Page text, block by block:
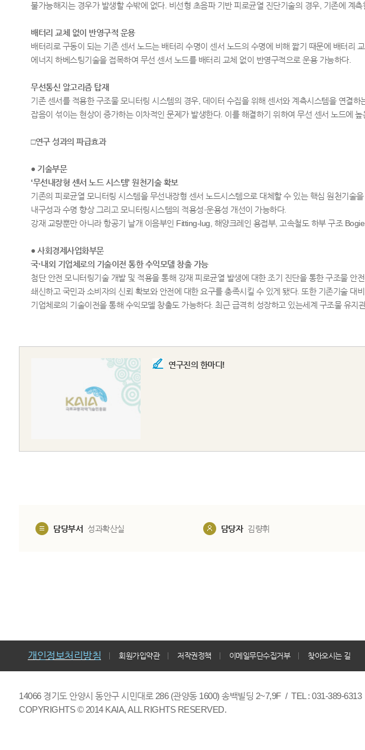
불가능해지는 경우가 발생할 수밖에 없다. 비선형 초음파 기반 피로균열 진단기술의 경우, 기존에 계
배터리 교체 없이 반영구적 운용
배터리로 구동이 되는 기존 센서 노드는 배터리 수명이 센서 노드의 수명에 비해 짧기 때문에 배터리
에너지 하베스팅기술을 접목하여 무선 센서 노드를 배터리 교체 없이 반영구적으로 운용 가능하다.
무선통신 알고리즘 탑재
기존 센서를 적용한 구조물 모니터링 시스템의 경우, 데이터 수집을 위해 센서와 계측시스템을 연결
잡음이 섞이는 현상이 증가하는 이차적인 문제가 발생한다. 이를 해결하기 위하여 무선 센서 노드에
□연구 성과의 파급효과
● 기술부문
‘무선내장형 센서 노드 시스템’ 원천기술 확보
기존의 피로균열 모니터링 시스템을 무선내장형 센서 노드시스템으로 대체할 수 있는 핵심 원천기
내구성과 수명 향상 그리고 모니터링시스템의 적용성·운용성 개선이 가능하다.
강재 교량뿐만 아니라 항공기 날개 이음부인 Fitting-lug, 해양크레인 용접부, 고속철도 하부 구조
● 사회경제사업화부문
국·내외 기업체로의 기술이전 통한 수익모델 창출 가능
첨단 안전 모니터링기술 개발 및 적용을 통해 강재 피로균열 발생에 대한 조기 진단을 통한 구조물
쇄신하고 국민과 소비자의 신뢰 확보와 안전에 대한 요구를 충족시킬 수 있게 됐다. 또한 기존기술 대
기업체로의 기술이전을 통해 수익모델 창출도 가능하다. 최근 급격히 성장하고 있는세계 구조물 유지
연구진의 한마디!
담당부서 성과확산실 담당자 김량휘
개인정보처리방침 회원가입약관 저작권정책 이메일무단수집거부 찾아오시는 길
14066 경기도 안양시 동안구 시민대로 286 (관양동 1600) 송백빌딩 2~7,9F / TEL : 031-389-6313
COPYRIGHTS © 2014 KAIA, ALL RIGHTS RESERVED.